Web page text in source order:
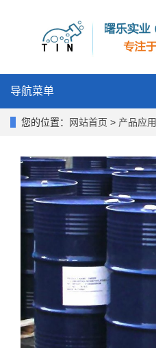
导航菜单
您的位置： 网站首页 > 产品应用